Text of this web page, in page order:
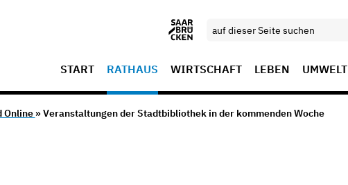
START RATHAUS WIRTSCHAFT LEBEN UMWELT
Online » Veranstaltungen der Stadtbibliothek in der kommenden Woche